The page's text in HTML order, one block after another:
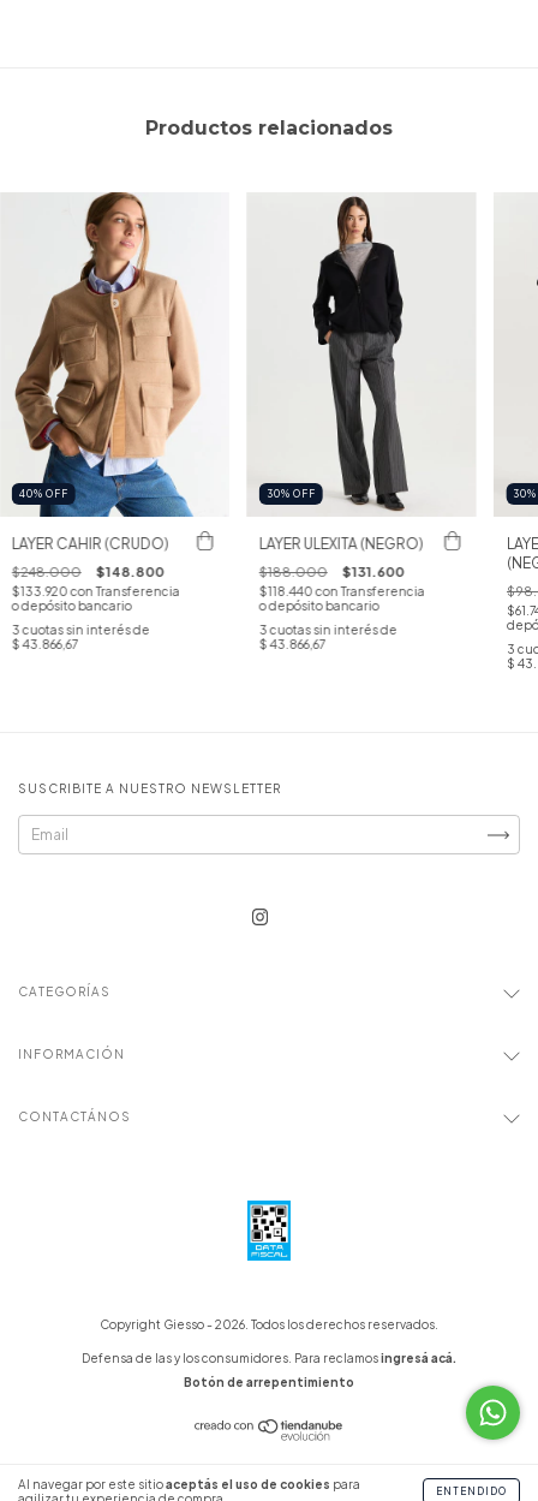
Al navegar por este sitioaceptás el uso de cookies para
ENTENDIDO
Productos relacionados
40% OFF
LAYER CAHIR (CRUDO)
$248.000 $148.800
$133.920con Transferencia
o depósito bancario
3cuotas sin interés de
$ 43.866,67
30% OFF
LAYER ULEXITA (NEGRO)
$188.000 $131.600
$118.440con Transferencia
o depósito bancario
3cuotas sin interés de
$ 43.866,67
30
3
$
SUSCRIBITE A NUESTRO NEWSLETTER
CATEGORÍAS
INFORMACIÓN
CONTACTÁNOS
Copyright Giesso - 2026. Todos los derechos reservados.
Defensa de las y los consumidores. Para reclamosingresá acá.
Botón de arrepentimiento